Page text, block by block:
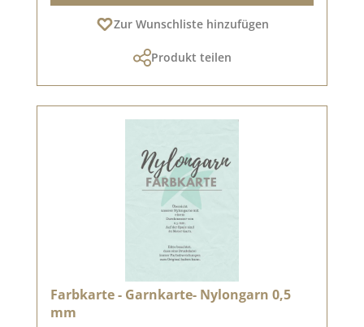
Zur Wunschliste hinzufügen
Produkt teilen
Farbkarte - Garnkarte- Nylongarn 0,5
mm